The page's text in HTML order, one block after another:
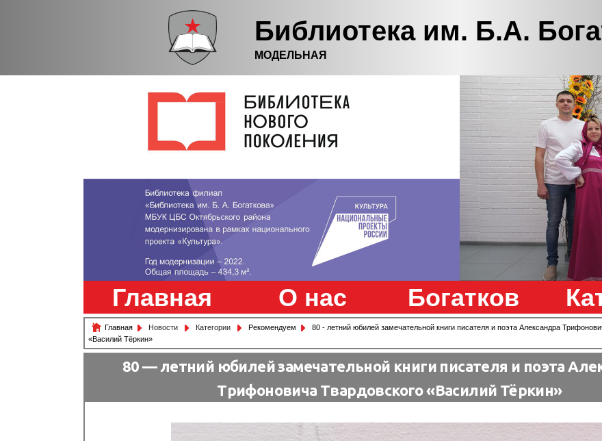
Библиотека им. Б.А.
МОДЕЛЬНАЯ
Главная О нас Богатков
Главная Новости Категории Рекомендуем
80 - летний юбилей замечательной книги писателя и поэта Александра
«Василий Тёркин»
80 — летний юбилей замечательной книги писателя и поэта
Трифоновича Твардовского «Василий Тёркин»